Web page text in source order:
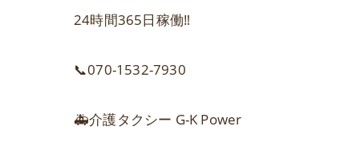
24時間365日稼働‼️
📞070-1532-7930
🚑介護タクシー G-K Power